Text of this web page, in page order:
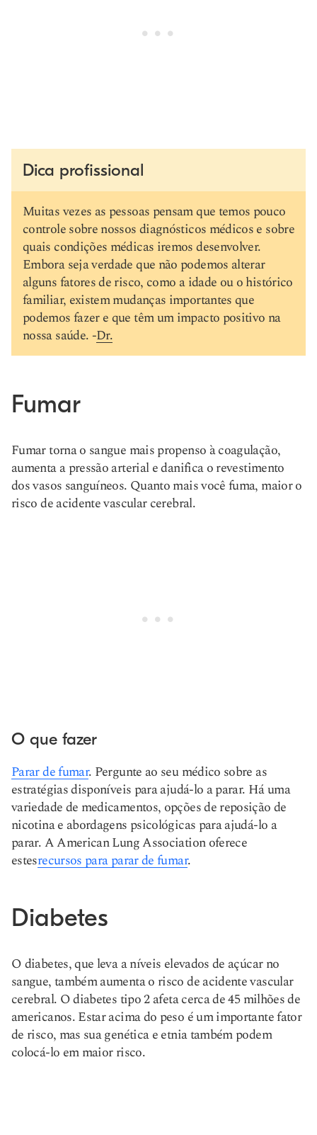
Dica profissional
Muitas vezes as pessoas pensam que temos pouco
controle sobre nossos diagnósticos médicos e sobre
quais condições médicas iremos desenvolver.
Embora seja verdade que não podemos alterar
alguns fatores de risco, como a idade ou o histórico
familiar, existem mudanças importantes que
podemos fazer e que têm um impacto positivo na
nossa saúde. -Dr.
Fumar
Fumar torna o sangue mais propenso à coagulação,
aumenta a pressão arterial e danifica o revestimento
dos vasos sanguíneos. Quanto mais você fuma, maior o
risco de acidente vascular cerebral.
O que fazer
Parar de fumar. Pergunte ao seu médico sobre as
estratégias disponíveis para ajudá-lo a parar. Há uma
variedade de medicamentos, opções de reposição de
nicotina e abordagens psicológicas para ajudá-lo a
parar. A American Lung Association oferece
estesrecursos para parar de fumar.
Diabetes
O diabetes, que leva a níveis elevados de açúcar no
sangue, também aumenta o risco de acidente vascular
cerebral. O diabetes tipo 2 afeta cerca de 45 milhões de
americanos. Estar acima do peso é um importante fator
de risco, mas sua genética e etnia também podem
colocá-lo em maior risco.